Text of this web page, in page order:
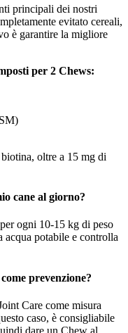
principali dei nostri
evitato cereali,
è garantire la migliore
per 2 Chews:
oltre a 15 mg di
cane al giorno?
ogni 10-15 kg di peso
acqua potabile e controlla
prevenzione?
Care come misura
caso, è consigliabile
dare un Chew al